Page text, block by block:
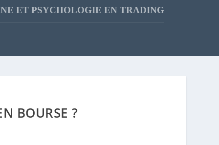
ET PSYCHOLOGIE EN TRADING
BOURSE ?